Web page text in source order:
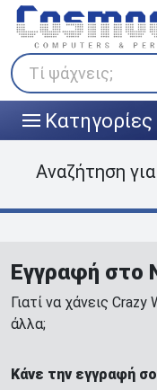
Τί ψάχνεις;
|||
Klarna
Πληρώστε σε 3
άτοκες δόσεις
Αναζήτηση
Εγγραφή στο
Γιατί να χάνεις
άλλα;
Κάνε την εγγραφή